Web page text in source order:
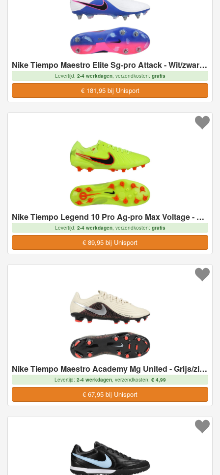
Nike Tiempo Maestro Elite Sg-pro Attack - Wit/zwart/racer Blue/roze - Soft Ground (Sg), maat 40
Levertijd: 2-4 werkdagen, verzendkosten: gratis
€ 181,95 bij Unisport
Nike Tiempo Legend 10 Pro Ag-pro Max Voltage - Neon/zwart - Kunstgras (Ag), maat 36
Levertijd: 2-4 werkdagen, verzendkosten: gratis
€ 89,95 bij Unisport
Nike Tiempo Maestro Academy Mg United - Grijs/zilver/bordeaux - Multi Ground (Mg), maat 46
Levertijd: 2-4 werkdagen, verzendkosten: € 4,99
€ 67,95 bij Unisport